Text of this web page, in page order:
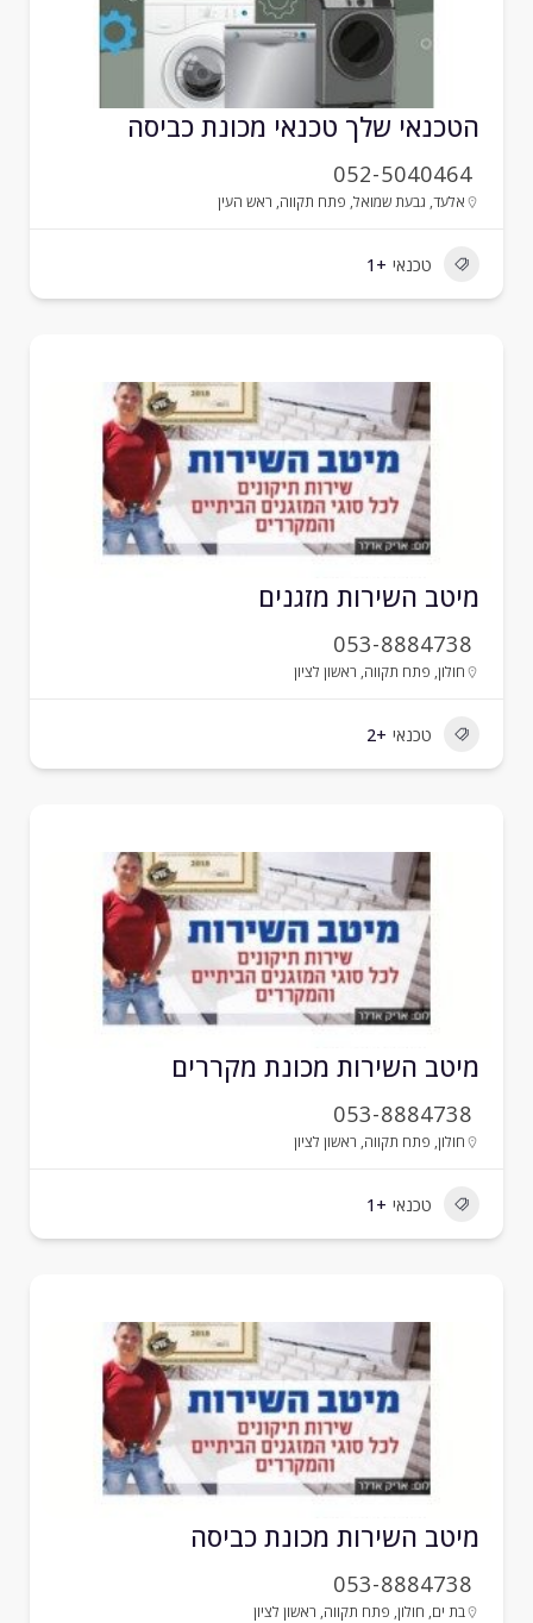
שלך טכנאי מכונת כביסה
052-5040464
גבעת שמואל,פתח תקווה,ראש העין
טכנאי
השירות מזגנים
053-8884738
פתח תקווה,ראשון לציון
טכנאי
השירות מכונת מקררים
053-8884738
פתח תקווה,ראשון לציון
טכנאי
השירות מכונת כביסה
053-8884738
חולון, פתח תקווה,ראשון לציון